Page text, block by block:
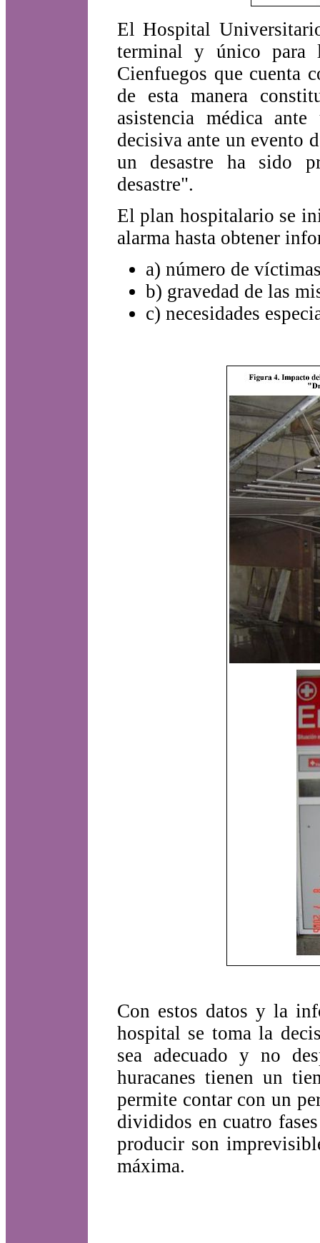
El Hospital
terminal y único para
Cienfuegos que cuenta
de esta manera
asistencia médica
decisiva ante un evento
un desastre ha sido
desastre".
El plan hospitalario se
alarma hasta obtener
a) número de
b) gravedad de las
c) necesidades
Con estos datos y la
hospital se toma la
sea adecuado y no
huracanes tienen un
permite contar con un
divididos en cuatro
producir son
máxima.